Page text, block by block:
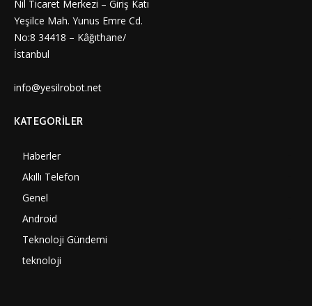
Nil Ticaret Merkezi – Giriş Katı
Yeşilce Mah. Yunus Emre Cd.
No:8 34418 – Kâğıthane/
İstanbul
info@yesilrobot.net
KATEGORILER
Haberler
Akıllı Telefon
Genel
Android
Teknoloji Gündemi
teknoloji